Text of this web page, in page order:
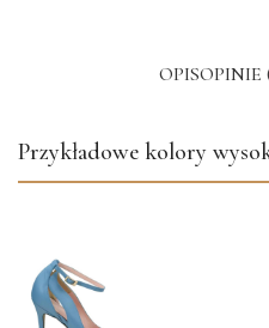
OPISOPINIE
Przykładowe kolory